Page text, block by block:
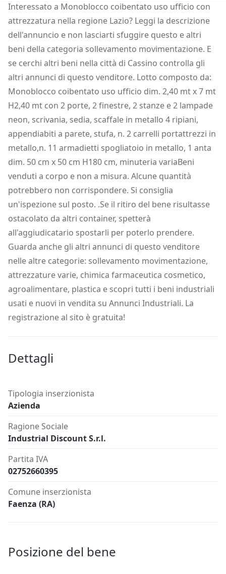
Interessato a Monoblocco coibentato uso ufficio con
attrezzatura nella regione Lazio? Leggi la descrizione
dell'annuncio e non lasciarti sfuggire questo e altri
beni della categoria sollevamento movimentazione. E
se cerchi altri beni nella città di Cassino controlla gli
altri annunci di questo venditore. Lotto composto da:
Monoblocco coibentato uso ufficio dim. 2,40 mt x 7 mt
H2,40 mt con 2 porte, 2 finestre, 2 stanze e 2 lampade
neon, scrivania, sedia, scaffale in metallo 4 ripiani,
appendiabiti a parete, stufa, n. 2 carrelli portattrezzi in
metallo,n. 11 armadietti spogliatoio in metallo, 1 anta
dim. 50 cm x 50 cm H180 cm, minuteria variaBeni
venduti a corpo e non a misura. Alcune quantità
potrebbero non corrispondere. Si consiglia
un'ispezione sul posto. .Se il ritiro del bene risultasse
ostacolato da altri container, spetterà
all'aggiudicatario spostarli per poterlo prendere.
Guarda anche gli altri annunci di questo venditore
nelle altre categorie: sollevamento movimentazione,
attrezzature varie, chimica farmaceutica cosmetico,
agroalimentare, plastica e scopri tutti i beni industriali
usati e nuovi in vendita su Annunci Industriali. La
registrazione al sito è gratuita!
Dettagli
Tipologia inserzionista
Azienda
Ragione Sociale
Industrial Discount S.r.l.
Partita IVA
02752660395
Comune inserzionista
Faenza (RA)
Posizione del bene